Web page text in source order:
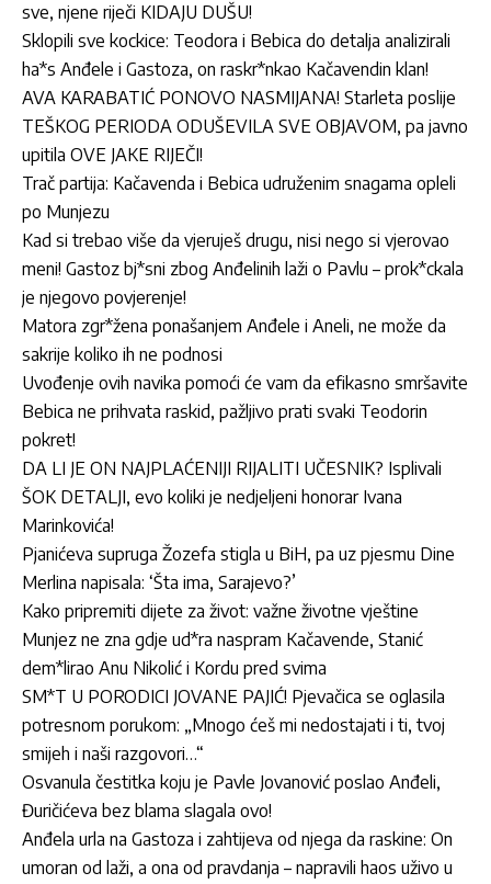
sve, njene riječi KIDAJU DUŠU!
Sklopili sve kockice: Teodora i Bebica do detalja analizirali
ha*s Anđele i Gastoza, on raskr*nkao Kačavendin klan!
AVA KARABATIĆ PONOVO NASMIJANA! Starleta poslije
TEŠKOG PERIODA ODUŠEVILA SVE OBJAVOM, pa javno
upitila OVE JAKE RIJEČI!
Trač partija: Kačavenda i Bebica udruženim snagama opleli
po Munjezu
Kad si trebao više da vjeruješ drugu, nisi nego si vjerovao
meni! Gastoz bj*sni zbog Anđelinih laži o Pavlu – prok*ckala
je njegovo povjerenje!
Matora zgr*žena ponašanjem Anđele i Aneli, ne može da
sakrije koliko ih ne podnosi
Uvođenje ovih navika pomoći će vam da efikasno smršavite
Bebica ne prihvata raskid, pažljivo prati svaki Teodorin
pokret!
DA LI JE ON NAJPLAĆENIJI RIJALITI UČESNIK? Isplivali
ŠOK DETALJI, evo koliki je nedjeljeni honorar Ivana
Marinkovića!
Pjanićeva supruga Žozefa stigla u BiH, pa uz pjesmu Dine
Merlina napisala: ‘Šta ima, Sarajevo?’
Kako pripremiti dijete za život: važne životne vještine
Munjez ne zna gdje ud*ra naspram Kačavende, Stanić
dem*lirao Anu Nikolić i Kordu pred svima
SM*T U PORODICI JOVANE PAJIĆ! Pjevačica se oglasila
potresnom porukom: „Mnogo ćeš mi nedostajati i ti, tvoj
smijeh i naši razgovori…“
Osvanula čestitka koju je Pavle Jovanović poslao Anđeli,
Đuričićeva bez blama slagala ovo!
Anđela urla na Gastoza i zahtijeva od njega da raskine: On
umoran od laži, a ona od pravdanja – napravili haos uživo u